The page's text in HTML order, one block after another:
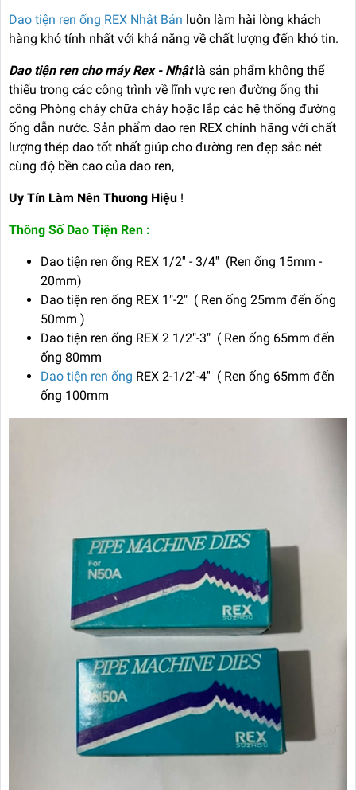
Dao tiện ren ống REX Nhật Bản luôn làm hài lòng khách
hàng khó tính nhất với khả năng về chất lượng đến khó tin.
Dao tiện ren cho máy Rex - Nhậtlà sản phẩm không thể
thiếu trong các công trình về lĩnh vực ren đường ống thi
công Phòng cháy chữa cháy hoặc lắp các hệ thống đường
ống dẫn nước. Sản phẩm dao ren REX chính hãng với chất
lượng thép dao tốt nhất giúp cho đường ren đẹp sắc nét
cùng độ bền cao của dao ren,
Uy Tín Làm Nên Thương Hiệu !
Thông Số Dao Tiện Ren :
Dao tiện ren ống REX 1/2'' - 3/4'' (Ren ống 15mm -
20mm)
Dao tiện ren ống REX 1"-2" ( Ren ống 25mm đến ống
50mm )
Dao tiện ren ống REX 2 1/2"-3" ( Ren ống 65mm đến
ống 80mm
Dao tiện ren ống REX 2-1/2''-4'' ( Ren ống 65mm đến
ống 100mm